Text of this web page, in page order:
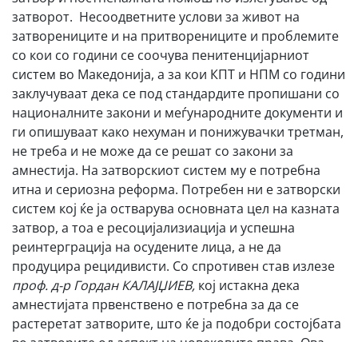
затворот. Несоодветните услови за живот на
затворениците и на притворениците и проблемите
со кои со години се соочува пенитенцијарниот
систем во Македонија, а за кои КПТ и НПМ со години
заклучуваат дека се под стандардите пропишани со
националните закони и меѓународните документи и
ги опишуваат како нехуман и понижувачки третман,
не треба и не може да се решат со закони за
амнестија. На затворскиот систем му е потребна
итна и сериозна реформа. Потребен ни е затворски
систем кој ќе ја остварува основната цел на казната
затвор, а тоа е ресоцијализиација и успешна
реинтерграција на осудените лица, а не да
продуцира рецидивисти. Со спротивен став излезе
проф. д-р Гордан КАЛАЈЏИЕВ, кој истакна дека
амнестијата првенствено е потребна за да се
растеретат затворите, што ќе ја подобри состојбата